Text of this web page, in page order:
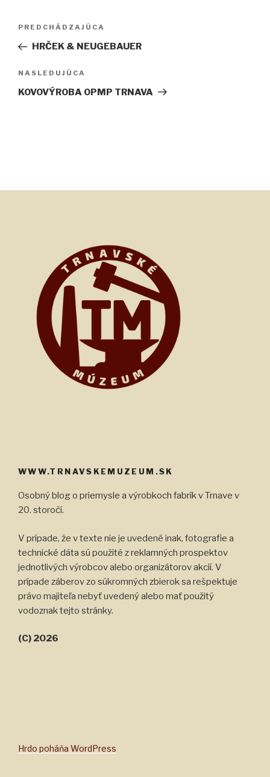
Navigácia
článku
Predchádzajúci
článok
PREDCHÁDZAJÚCA
HRČEK & NEUGEBAUER
Ďalší
článok
NASLEDUJÚCA
KOVOVÝROBA OPMP TRNAVA
WWW.TRNAVSKEMUZEUM.SK
Osobný blog o priemysle a výrobkoch fabrík v Trnave v
20. storočí.
V prípade, že v texte nie je uvedené inak, fotografie a
technické dáta sú použité z reklamných prospektov
jednotlivých výrobcov alebo organizátorov akcií. V
prípade záberov zo súkromných zbierok sa rešpektuje
právo majiteľa nebyť uvedený alebo mať použitý
vodoznak tejto stránky.
(C) 2026
Hrdo poháňa WordPress